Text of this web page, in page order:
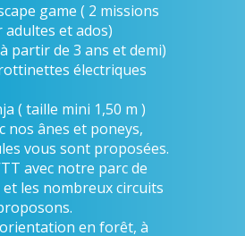
game ( 2 missions
et ados)
partir de 3 ans et demi)
électriques
( taille mini 1,50 m )
nos ânes et poneys,
vous sont proposées.
avec notre parc de
les nombreux circuits
en forêt, à